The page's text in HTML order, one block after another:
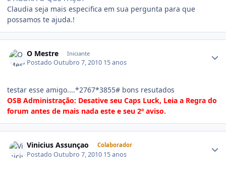
Claudia seja mais especifica em sua pergunta para que
possamos te ajuda.!
O Mestre Iniciante
PostadoOutubro 7, 2010 15 anos
testar esse amigo....*2767*3855# bons resutados
OSB Administração: Desative seu Caps Luck, Leia a Regra do
forum antes de mais nada este e seu 2º aviso.
Vinicius Assunçao Colaborador
PostadoOutubro 7, 2010 15 anos